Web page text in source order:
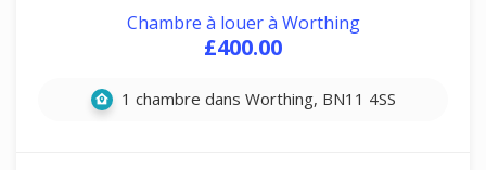
Chambre à louer à Worthing
£400.00
1 chambre dans Worthing, BN11 4SS